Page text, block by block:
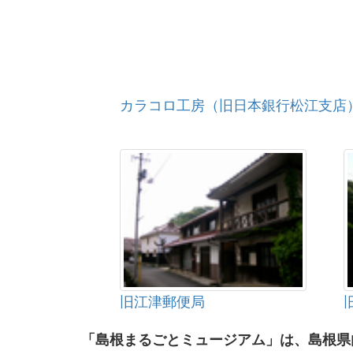
カラコロ工房（旧日本銀行松江支店
旧江津郵便局
「島根まるごとミュージアム」は、島根